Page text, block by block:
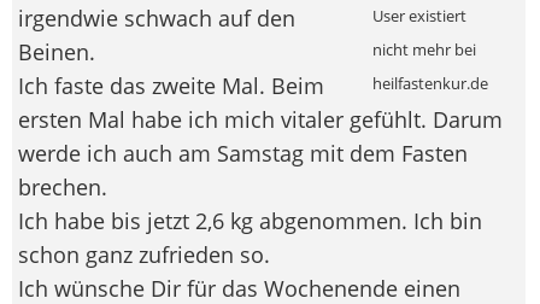
User existiert
nicht mehr bei
heilfastenkur.de
irgendwie schwach auf den
Beinen.
Ich faste das zweite Mal. Beim
ersten Mal habe ich mich vitaler gefühlt. Darum
werde ich auch am Samstag mit dem Fasten
brechen.
Ich habe bis jetzt 2,6 kg abgenommen. Ich bin
schon ganz zufrieden so.
Ich wünsche Dir für das Wochenende einen